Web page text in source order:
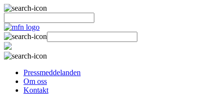
Pressmeddelanden
Om oss
Kontakt